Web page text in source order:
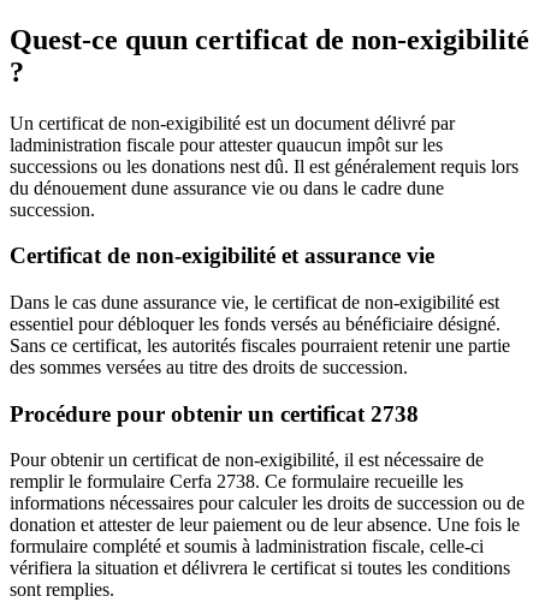
Quest-ce quun certificat de non-exigibilité
?
Un certificat de non-exigibilité est un document délivré par
ladministration fiscale pour attester quaucun impôt sur les
successions ou les donations nest dû. Il est généralement requis lors
du dénouement dune assurance vie ou dans le cadre dune
succession.
Certificat de non-exigibilité et assurance vie
Dans le cas dune assurance vie, le certificat de non-exigibilité est
essentiel pour débloquer les fonds versés au bénéficiaire désigné.
Sans ce certificat, les autorités fiscales pourraient retenir une partie
des sommes versées au titre des droits de succession.
Procédure pour obtenir un certificat 2738
Pour obtenir un certificat de non-exigibilité, il est nécessaire de
remplir le formulaire Cerfa 2738. Ce formulaire recueille les
informations nécessaires pour calculer les droits de succession ou de
donation et attester de leur paiement ou de leur absence. Une fois le
formulaire complété et soumis à ladministration fiscale, celle-ci
vérifiera la situation et délivrera le certificat si toutes les conditions
sont remplies.